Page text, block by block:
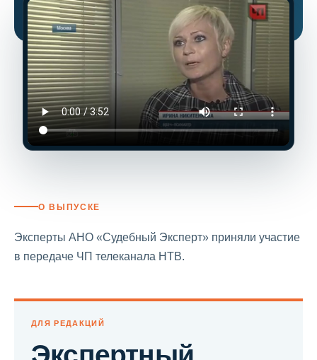
О ВЫПУСКЕ
Эксперты АНО «Судебный Эксперт» приняли участие
в передаче ЧП телеканала НТВ.
ДЛЯ РЕДАКЦИЙ